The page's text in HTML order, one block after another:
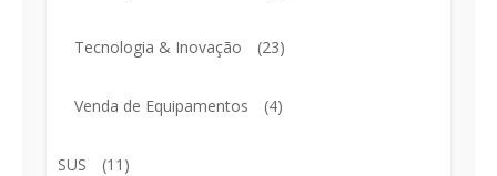
Tecnologia & Inovação (23)
Venda de Equipamentos (4)
SUS (11)